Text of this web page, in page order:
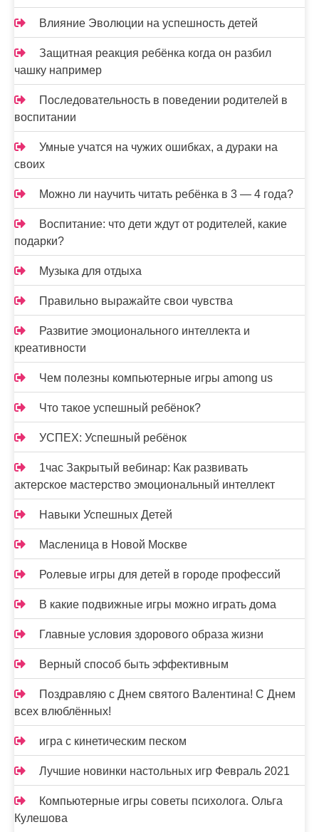
Влияние Эволюции на успешность детей
Защитная реакция ребёнка когда он разбил
чашку например
Последовательность в поведении родителей в
воспитании
Умные учатся на чужих ошибках, а дураки на
своих
Можно ли научить читать ребёнка в 3 — 4 года?
Воспитание: что дети ждут от родителей, какие
подарки?
Музыка для отдыха
Правильно выражайте свои чувства
Развитие эмоционального интеллекта и
креативности
Чем полезны компьютерные игры among us
Что такое успешный ребёнок?
УСПЕХ: Успешный ребёнок
1час Закрытый вебинар: Как развивать
актерское мастерство эмоциональный интеллект
Навыки Успешных Детей
Масленица в Новой Москве
Ролевые игры для детей в городе профессий
В какие подвижные игры можно играть дома
Главные условия здорового образа жизни
Верный способ быть эффективным
Поздравляю с Днем святого Валентина! С Днем
всех влюблённых!
игра с кинетическим песком
Лучшие новинки настольных игр Февраль 2021
Компьютерные игры советы психолога. Ольга
Кулешова